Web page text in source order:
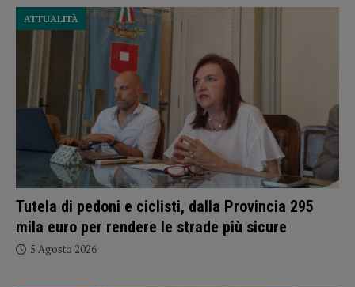
Tutela di pedoni e ciclisti, dalla Provincia 295
mila euro per rendere le strade più sicure
ATTUALITÀ
5 Agosto 2026